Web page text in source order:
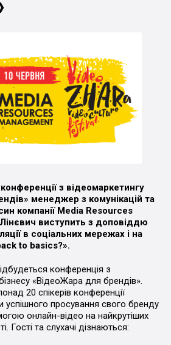
з відеомаркетингу
менеджер з комунікацій та
компанії Media Resources
виступить з доповіддю
в соціальних мережах і на
to basics?».
конференція з
«ВідеоЖара для брендів».
20 спікерів конференції
успішного просування свого бренду
онлайн-відео на найкрутіших
Гості та слухачі дізнаються: